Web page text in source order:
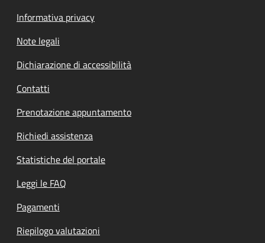
Informativa privacy
Note legali
Dichiarazione di accessibilità
Contatti
Prenotazione appuntamento
Richiedi assistenza
Statistiche del portale
Leggi le FAQ
Pagamenti
Riepilogo valutazioni